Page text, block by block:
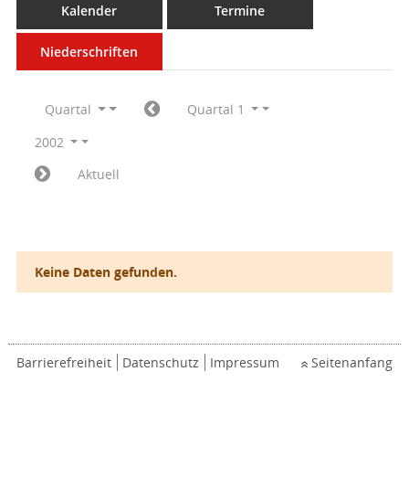
Kalender Termine
Niederschriften
Quartal
Quartal 1
2002
Aktuell
Keine Daten gefunden.
Barrierefreiheit Datenschutz Impressum Seitenanfang